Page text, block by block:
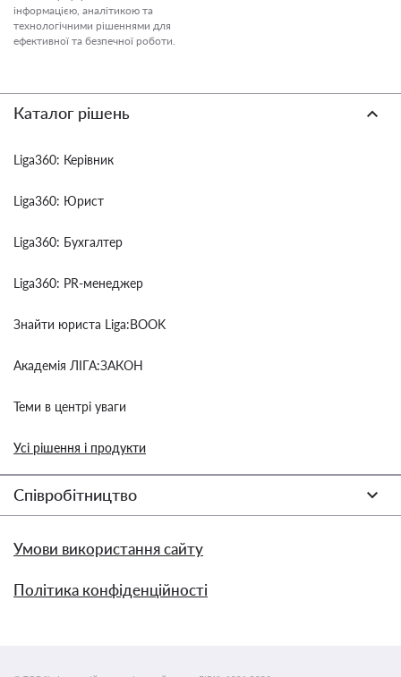
інформацією, аналітикою та
технологічними рішеннями для
ефективної та безпечної роботи.
Каталог рішень
Liga360: Керівник
Liga360: Юрист
Liga360: Бухгалтер
Liga360: PR-менеджер
Знайти юриста Liga:BOOK
Академія ЛІГА:ЗАКОН
Теми в центрі уваги
Усі рішення і продукти
Співробітництво
Умови використання сайту
Політика конфіденційності